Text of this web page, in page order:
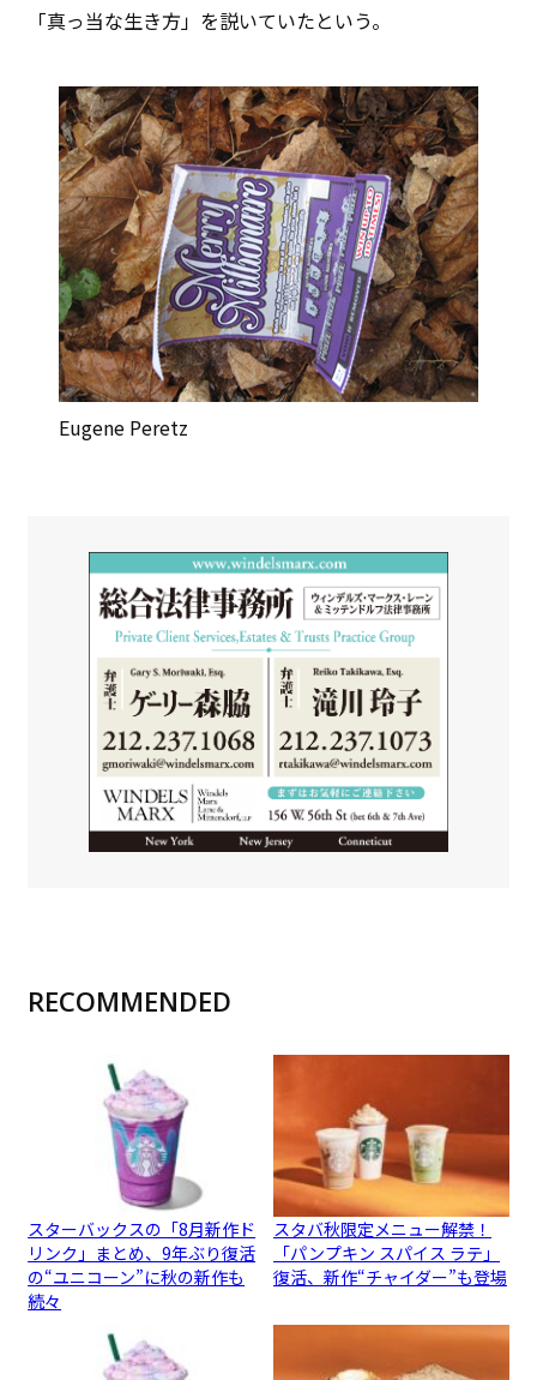
「真っ当な生き方」を説いていたという。
Eugene Peretz
RECOMMENDED
スターバックスの「8月新作ド
リンク」まとめ、9年ぶり復活
の“ユニコーン”に秋の新作も
続々
スタバ秋限定メニュー解禁！
「パンプキン スパイス ラテ」
復活、新作“チャイダー”も登場